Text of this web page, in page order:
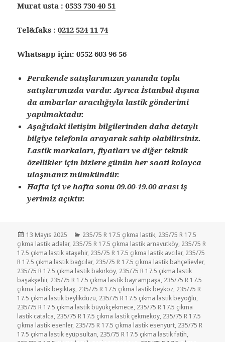
Murat usta :0533 730 40 51
Tel&faks :0212 524 11 74
Whatsapp için: 0552 603 96 56
Perakende satışlarımızın yanında toplu
satışlarımızda vardır. Ayrıca İstanbul dışına
da ambarlar aracılığıyla lastik gönderimi
yapılmaktadır.
Aşağıdaki iletişim bilgilerinden daha detaylı
bilgiye telefonla arayarak sahip olabilirsiniz.
Lastik markaları, fiyatları ve diğer teknik
özellikler için bizlere günün her saati kolayca
ulaşmanız mümkündür.
Hafta içi ve hafta sonu 09.00-19.00 arası iş
yerimiz açıktır.
Yayın
tarihi
13 Mayıs 2025 Kategoriler
235/75 R 17.5 çıkma lastik, 235/75 R 17.5
çıkma lastik adalar, 235/75 R 17.5 çıkma lastik arnavutköy, 235/75 R
17.5 çıkma lastik ataşehir, 235/75 R 17.5 çıkma lastik avcılar, 235/75
R 17.5 çıkma lastik bağcılar, 235/75 R 17.5 çıkma lastik bahçelievler,
235/75 R 17.5 çıkma lastik bakırköy, 235/75 R 17.5 çıkma lastik
başakşehir, 235/75 R 17.5 çıkma lastik bayrampaşa, 235/75 R 17.5
çıkma lastik beşiktaş, 235/75 R 17.5 çıkma lastik beykoz, 235/75 R
17.5 çıkma lastik beylikdüzü, 235/75 R 17.5 çıkma lastik beyoğlu,
235/75 R 17.5 çıkma lastik büyükçekmece, 235/75 R 17.5 çıkma
lastik catalca, 235/75 R 17.5 çıkma lastik çekmeköy, 235/75 R 17.5
çıkma lastik esenler, 235/75 R 17.5 çıkma lastik esenyurt, 235/75 R
17.5 çıkma lastik eyüpsultan, 235/75 R 17.5 çıkma lastik fatih,